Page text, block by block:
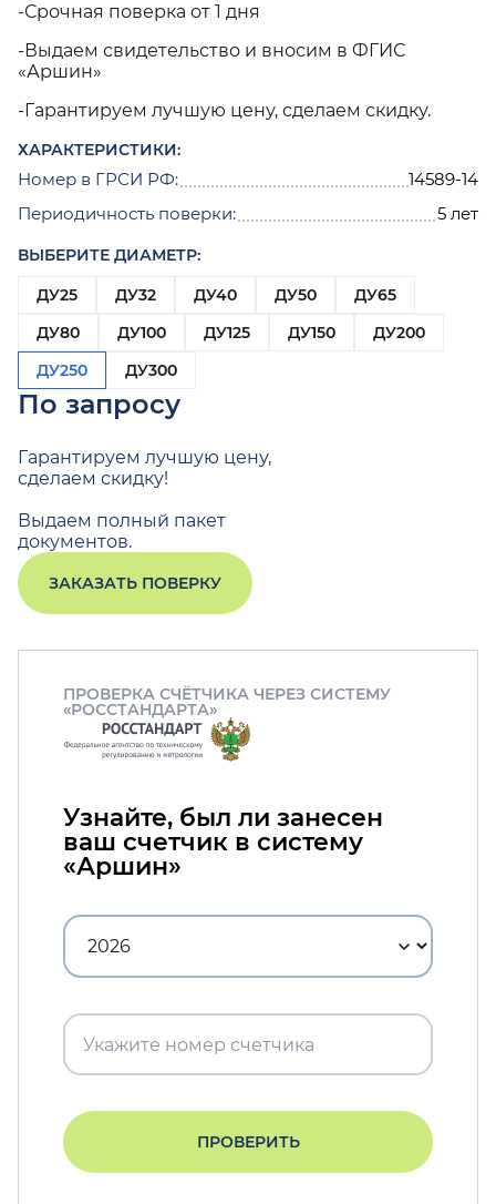
-Срочная поверка от 1 дня
-Выдаем свидетельство и вносим в ФГИС
«Аршин»
-Гарантируем лучшую цену, сделаем скидку.
ХАРАКТЕРИСТИКИ:
Номер в ГРСИ РФ:
14589-14
Периодичность поверки:
5 лет
ВЫБЕРИТЕ ДИАМЕТР:
ДУ25
ДУ32 ДУ40 ДУ50
ДУ65
ДУ80
ДУ100 ДУ125 ДУ150
ДУ200
ДУ250
ДУ300
По запросу
Гарантируем лучшую цену,
сделаем скидку!
Выдаем полный пакет
документов.
ЗАКАЗАТЬ ПОВЕРКУ
ПРОВЕРКА СЧЁТЧИКА ЧЕРЕЗ СИСТЕМУ
«РОССТАНДАРТА»
Узнайте, был ли занесен
ваш счетчик в систему
«Аршин»
ПРОВЕРИТЬ